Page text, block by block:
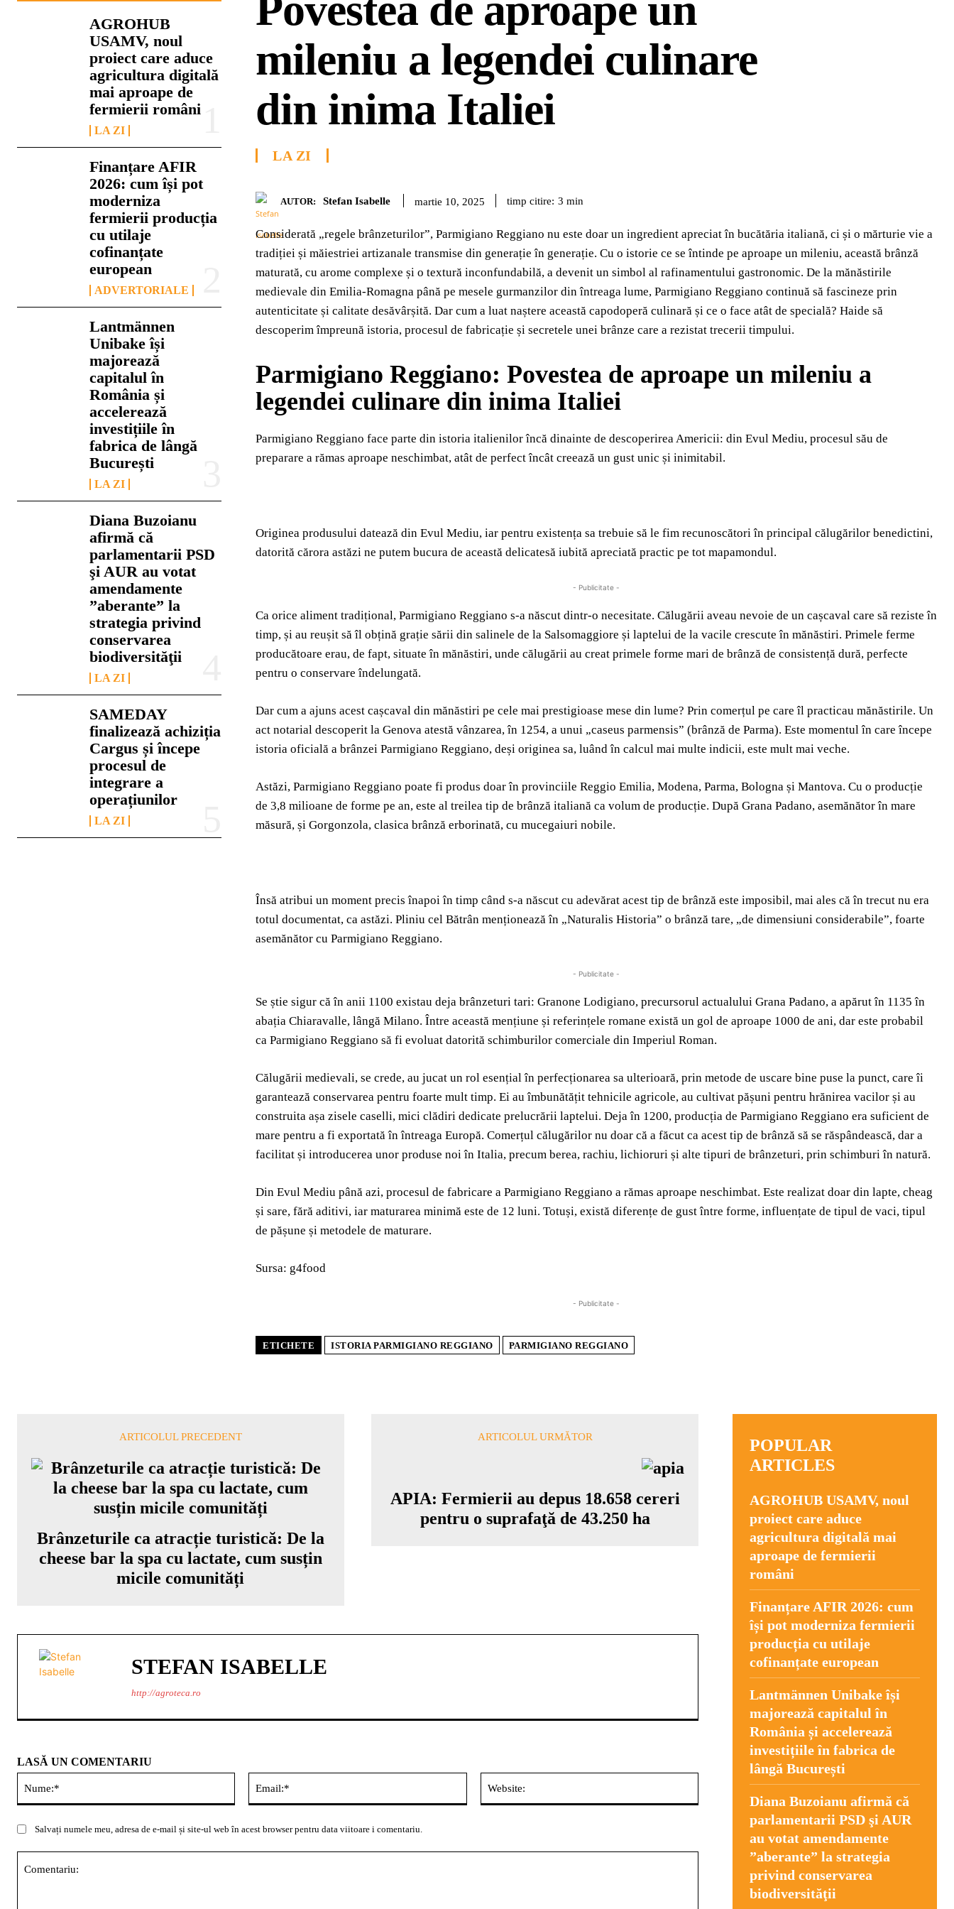
AGROHUB
USAMV, noul
proiect care aduce
agricultura digitală
mai aproape de
fermierii români
LA ZI
Finanțare AFIR
2026: cum își pot
moderniza
fermierii producția
cu utilaje
cofinanțate
european
ADVERTORIALE
Lantmännen
Unibake își
majorează
capitalul în
România și
accelerează
investițiile în
fabrica de lângă
București
LA ZI
Diana Buzoianu
afirmă că
parlamentarii PSD
şi AUR au votat
amendamente
”aberante” la
strategia privind
conservarea
biodiversităţii
LA ZI
SAMEDAY
finalizează achiziția
Cargus și începe
procesul de
integrare a
operațiunilor
LA ZI
mileniu a legendei culinare
din inima Italiei
LA ZI
AUTOR: Stefan Isabelle martie 10, 2025 timp citire: 3 min
Considerată „regele brânzeturilor”, Parmigiano Reggiano nu este doar un ingredient apreciat în bucătăria italiană, ci și o mărturie vie a
tradiției și măiestriei artizanale transmise din generație în generație. Cu o istorie ce se întinde pe aproape un mileniu, această brânză
maturată, cu arome complexe și o textură inconfundabilă, a devenit un simbol al rafinamentului gastronomic. De la mănăstirile
medievale din Emilia-Romagna până pe mesele gurmanzilor din întreaga lume, Parmigiano Reggiano continuă să fascineze prin
autenticitate și calitate desăvârșită. Dar cum a luat naștere această capodoperă culinară și ce o face atât de specială? Haide să
descoperim împreună istoria, procesul de fabricație și secretele unei brânze care a rezistat trecerii timpului.
Parmigiano Reggiano: Povestea de aproape un mileniu a
legendei culinare din inima Italiei
Parmigiano Reggiano face parte din istoria italienilor încă dinainte de descoperirea Americii: din Evul Mediu, procesul său de
preparare a rămas aproape neschimbat, atât de perfect încât creează un gust unic și inimitabil.
Originea produsului datează din Evul Mediu, iar pentru existența sa trebuie să le fim recunoscători în principal călugărilor benedictini,
datorită cărora astăzi ne putem bucura de această delicatesă iubită apreciată practic pe tot mapamondul.
- Publicitate -
Ca orice aliment tradițional, Parmigiano Reggiano s-a născut dintr-o necesitate. Călugării aveau nevoie de un cașcaval care să reziste în
timp, și au reușit să îl obțină grație sării din salinele de la Salsomaggiore și laptelui de la vacile crescute în mănăstiri. Primele ferme
producătoare erau, de fapt, situate în mănăstiri, unde călugării au creat primele forme mari de brânză de consistență dură, perfecte
pentru o conservare îndelungată.
Dar cum a ajuns acest cașcaval din mănăstiri pe cele mai prestigioase mese din lume? Prin comerțul pe care îl practicau mănăstirile. Un
act notarial descoperit la Genova atestă vânzarea, în 1254, a unui „caseus parmensis” (brânză de Parma). Este momentul în care începe
istoria oficială a brânzei Parmigiano Reggiano, deși originea sa, luând în calcul mai multe indicii, este mult mai veche.
Astăzi, Parmigiano Reggiano poate fi produs doar în provinciile Reggio Emilia, Modena, Parma, Bologna și Mantova. Cu o producție
de 3,8 milioane de forme pe an, este al treilea tip de brânză italiană ca volum de producție. După Grana Padano, asemănător în mare
măsură, și Gorgonzola, clasica brânză erborinată, cu mucegaiuri nobile.
Însă atribui un moment precis înapoi în timp când s-a născut cu adevărat acest tip de brânză este imposibil, mai ales că în trecut nu era
totul documentat, ca astăzi. Pliniu cel Bătrân menționează în „Naturalis Historia” o brânză tare, „de dimensiuni considerabile”, foarte
asemănător cu Parmigiano Reggiano.
- Publicitate -
Se știe sigur că în anii 1100 existau deja brânzeturi tari: Granone Lodigiano, precursorul actualului Grana Padano, a apărut în 1135 în
abația Chiaravalle, lângă Milano. Între această mențiune și referințele romane există un gol de aproape 1000 de ani, dar este probabil
ca Parmigiano Reggiano să fi evoluat datorită schimburilor comerciale din Imperiul Roman.
Călugării medievali, se crede, au jucat un rol esențial în perfecționarea sa ulterioară, prin metode de uscare bine puse la punct, care îi
garantează conservarea pentru foarte mult timp. Ei au îmbunătățit tehnicile agricole, au cultivat pășuni pentru hrănirea vacilor și au
construita așa zisele caselli, mici clădiri dedicate prelucrării laptelui. Deja în 1200, producția de Parmigiano Reggiano era suficient de
mare pentru a fi exportată în întreaga Europă. Comerțul călugărilor nu doar că a făcut ca acest tip de brânză să se răspândească, dar a
facilitat și introducerea unor produse noi în Italia, precum berea, rachiu, lichioruri și alte tipuri de brânzeturi, prin schimburi în natură.
Din Evul Mediu până azi, procesul de fabricare a Parmigiano Reggiano a rămas aproape neschimbat. Este realizat doar din lapte, cheag
și sare, fără aditivi, iar maturarea minimă este de 12 luni. Totuși, există diferențe de gust între forme, influențate de tipul de vaci, tipul
de pășune și metodele de maturare.
Sursa: g4food
- Publicitate -
ETICHETE ISTORIA PARMIGIANO REGGIANO PARMIGIANO REGGIANO
ARTICOLUL PRECEDENT
Brânzeturile ca atracție turistică: De la
cheese bar la spa cu lactate, cum susțin
micile comunități
ARTICOLUL URMĂTOR
APIA: Fermierii au depus 18.658 cereri
pentru o suprafaţă de 43.250 ha
STEFAN ISABELLE
http://agroteca.ro
LASĂ UN COMENTARIU
Salvați numele meu, adresa de e-mail și site-ul web în acest browser pentru data viitoare i comentariu.
POPULAR
ARTICLES
AGROHUB USAMV, noul
proiect care aduce
agricultura digitală mai
aproape de fermierii
români
Finanțare AFIR 2026: cum
își pot moderniza fermierii
producția cu utilaje
cofinanțate european
Lantmännen Unibake își
majorează capitalul în
România și accelerează
investițiile în fabrica de
lângă București
Diana Buzoianu afirmă că
parlamentarii PSD şi AUR
au votat amendamente
”aberante” la strategia
privind conservarea
biodiversităţii